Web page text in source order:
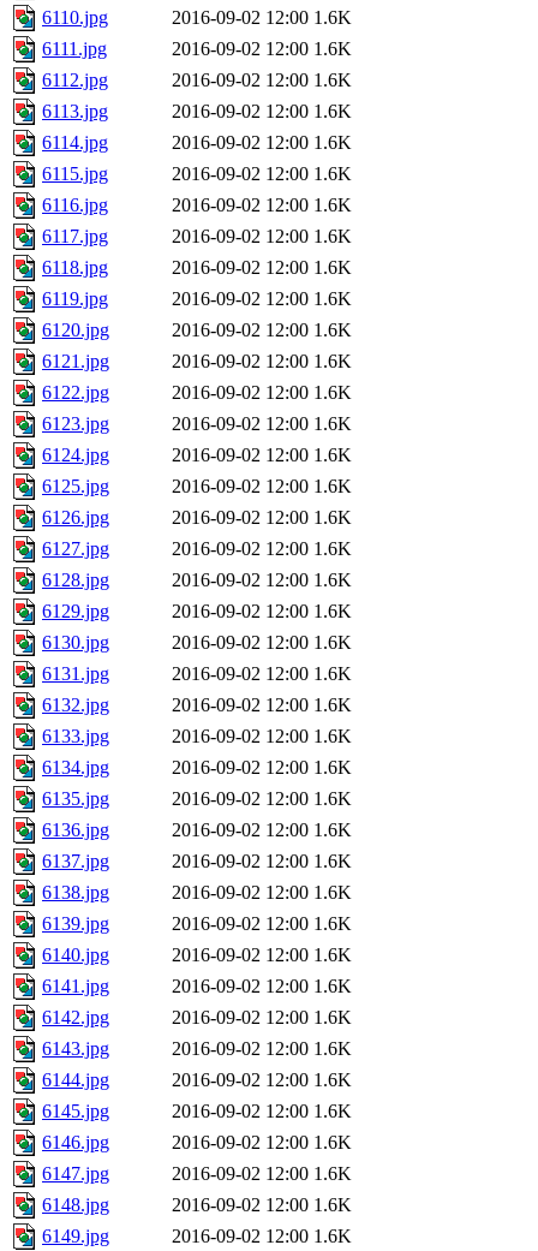
6110.jpg
2016-09-02 12:00 1.6K
6111.jpg
2016-09-02 12:00 1.6K
6112.jpg
2016-09-02 12:00 1.6K
6113.jpg
2016-09-02 12:00 1.6K
6114.jpg
2016-09-02 12:00 1.6K
6115.jpg
2016-09-02 12:00 1.6K
6116.jpg
2016-09-02 12:00 1.6K
6117.jpg
2016-09-02 12:00 1.6K
6118.jpg
2016-09-02 12:00 1.6K
6119.jpg
2016-09-02 12:00 1.6K
6120.jpg
2016-09-02 12:00 1.6K
6121.jpg
2016-09-02 12:00 1.6K
6122.jpg
2016-09-02 12:00 1.6K
6123.jpg
2016-09-02 12:00 1.6K
6124.jpg
2016-09-02 12:00 1.6K
6125.jpg
2016-09-02 12:00 1.6K
6126.jpg
2016-09-02 12:00 1.6K
6127.jpg
2016-09-02 12:00 1.6K
6128.jpg
2016-09-02 12:00 1.6K
6129.jpg
2016-09-02 12:00 1.6K
6130.jpg
2016-09-02 12:00 1.6K
6131.jpg
2016-09-02 12:00 1.6K
6132.jpg
2016-09-02 12:00 1.6K
6133.jpg
2016-09-02 12:00 1.6K
6134.jpg
2016-09-02 12:00 1.6K
6135.jpg
2016-09-02 12:00 1.6K
6136.jpg
2016-09-02 12:00 1.6K
6137.jpg
2016-09-02 12:00 1.6K
6138.jpg
2016-09-02 12:00 1.6K
6139.jpg
2016-09-02 12:00 1.6K
6140.jpg
2016-09-02 12:00 1.6K
6141.jpg
2016-09-02 12:00 1.6K
6142.jpg
2016-09-02 12:00 1.6K
6143.jpg
2016-09-02 12:00 1.6K
6144.jpg
2016-09-02 12:00 1.6K
6145.jpg
2016-09-02 12:00 1.6K
6146.jpg
2016-09-02 12:00 1.6K
6147.jpg
2016-09-02 12:00 1.6K
6148.jpg
2016-09-02 12:00 1.6K
6149.jpg
2016-09-02 12:00 1.6K